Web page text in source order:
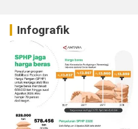
Infografik